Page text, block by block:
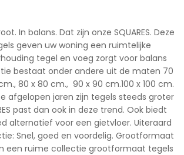
In balans. Dat zijn onze SQUARES. Deze
geven uw woning een ruimtelijke
tegel en voeg zorgt voor balans
bestaat onder andere uit de maten 70
80 x 80 cm., 90 x 90 cm.100 x 100 cm.
afgelopen jaren zijn tegels steeds groter
past dan ook in deze trend. Ook biedt
alternatief voor een gietvloer. Uiteraard
Snel, goed en voordelig. Grootformaat
een ruime collectie grootformaat tegels